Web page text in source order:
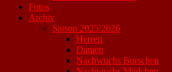
Fotos
Archiv
Saison 2025/2026
Herren
Damen
Nachwuchs Burschen